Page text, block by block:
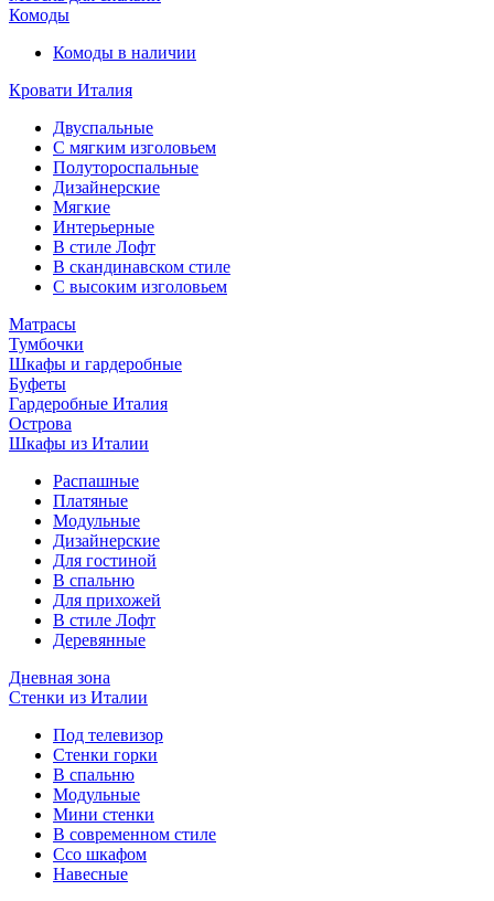
Комоды
Комоды в наличии
Кровати Италия
Двуспальные
С мягким изголовьем
Полутороспальные
Дизайнерские
Мягкие
Интерьерные
В стиле Лофт
В скандинавском стиле
С высоким изголовьем
Матрасы
Тумбочки
Шкафы и гардеробные
Буфеты
Гардеробные Италия
Острова
Шкафы из Италии
Распашные
Платяные
Модульные
Дизайнерские
Для гостиной
В спальню
Для прихожей
В стиле Лофт
Деревянные
Дневная зона
Стенки из Италии
Под телевизор
Стенки горки
В спальню
Модульные
Мини стенки
В современном стиле
Ссо шкафом
Навесные